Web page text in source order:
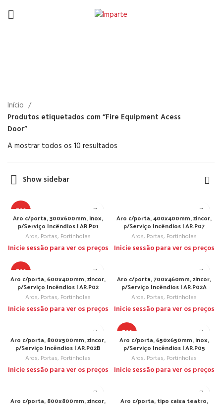
Início
Produtos etiquetados com “Fire Equipment Acess
Door”
A mostrar todos os 10 resultados
Show sidebar
TOP
Aro c/porta, 300x600mm, inox,
p/Serviço Incêndios | AR.P01
Aros, Portas, Portinholas
Inicie sessão para ver os preços
Aro c/porta, 400x400mm, zincor,
p/Serviço Incêndios | AR.P07
Aros, Portas, Portinholas
Inicie sessão para ver os preços
TOP
Aro c/porta, 600x400mm, zincor,
p/Serviço Incêndios | AR.P02
Aros, Portas, Portinholas
Inicie sessão para ver os preços
Aro c/porta, 700x460mm, zincor,
p/Serviço Incêndios | AR.P02A
Aros, Portas, Portinholas
Inicie sessão para ver os preços
Aro c/porta, 800x500mm, zincor,
p/Serviço Incêndios | AR.P02B
Aros, Portas, Portinholas
Inicie sessão para ver os preços
TOP
Aro c/porta, 650x650mm, inox,
p/Serviço Incêndios | AR.P05
Aros, Portas, Portinholas
Inicie sessão para ver os preços
Aro c/porta, 800x800mm, zincor, Aro c/porta, tipo caixa teatro,